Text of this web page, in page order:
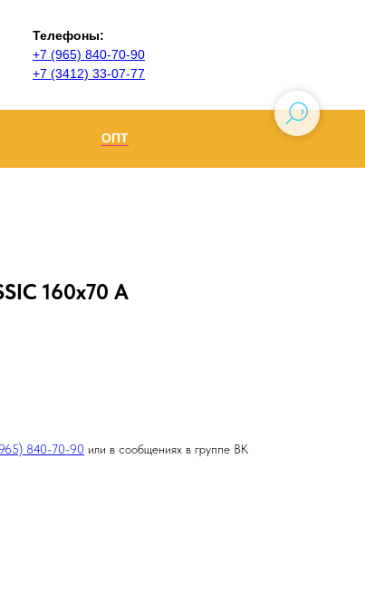
Телефоны:
+7 (965) 840-70-90
+7 (3412) 33-07-77
ОПТ
160х70 А
840-70-90 или в сообщениях в группе ВК